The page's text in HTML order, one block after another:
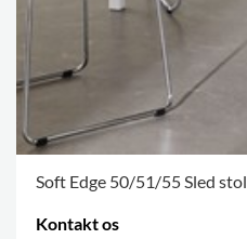
Soft Edge 50/51/55 Sled stol
Kontakt os